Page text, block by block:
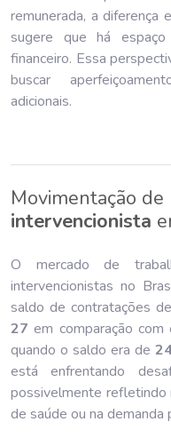
remunerada, a
sugere que há
financeiro. Essa
buscar
adicionais.
Movimentação de
intervencionista
O mercado de
intervencionistas no
saldo de contratações
27 em comparação
quando o saldo era de
está enfrentando
possivelmente refletindo
de saúde ou na